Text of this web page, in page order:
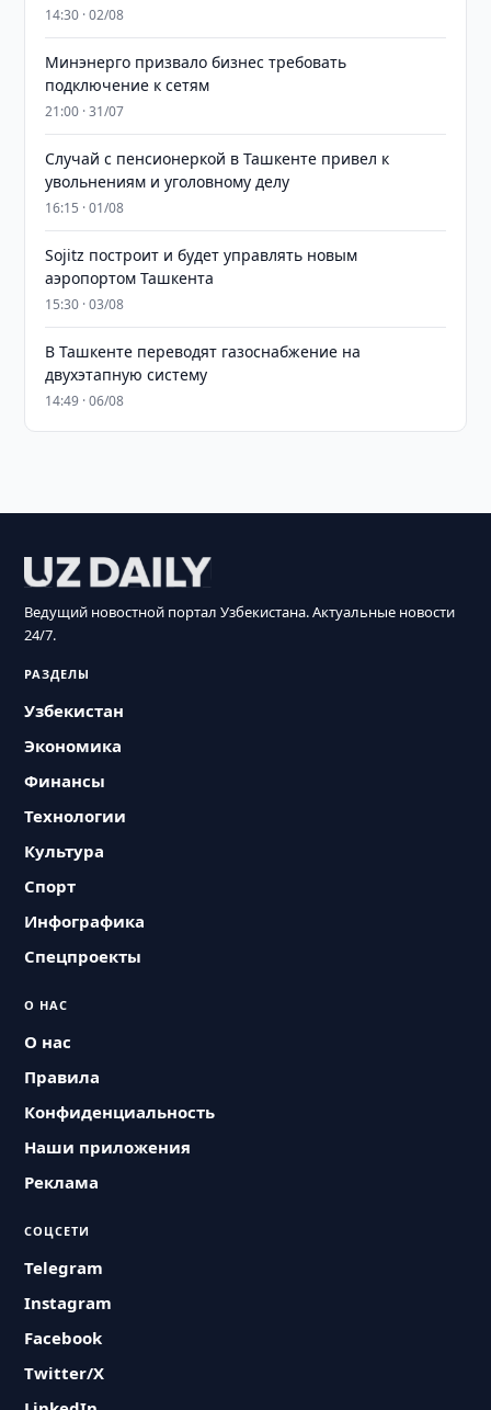
14:30 · 02/08
Минэнерго призвало бизнес требовать
подключение к сетям
21:00 · 31/07
Случай с пенсионеркой в Ташкенте привел к
увольнениям и уголовному делу
16:15 · 01/08
Sojitz построит и будет управлять новым
аэропортом Ташкента
15:30 · 03/08
В Ташкенте переводят газоснабжение на
двухэтапную систему
14:49 · 06/08
Ведущий новостной портал Узбекистана. Актуальные новости
24/7.
РАЗДЕЛЫ
Узбекистан
Экономика
Финансы
Технологии
Культура
Спорт
Инфографика
Спецпроекты
О НАС
О нас
Правила
Конфиденциальность
Наши приложения
Реклама
СОЦСЕТИ
Telegram
Instagram
Facebook
Twitter/X